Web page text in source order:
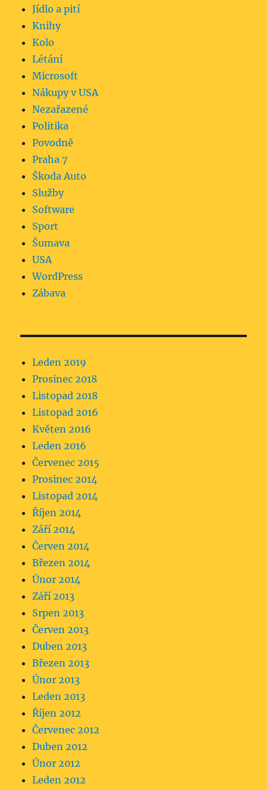
Jídlo a pití
Knihy
Kolo
Létání
Microsoft
Nákupy v USA
Nezařazené
Politika
Povodně
Praha 7
Škoda Auto
Služby
Software
Sport
Šumava
USA
WordPress
Zábava
Leden 2019
Prosinec 2018
Listopad 2018
Listopad 2016
Květen 2016
Leden 2016
Červenec 2015
Prosinec 2014
Listopad 2014
Říjen 2014
Září 2014
Červen 2014
Březen 2014
Únor 2014
Září 2013
Srpen 2013
Červen 2013
Duben 2013
Březen 2013
Únor 2013
Leden 2013
Říjen 2012
Červenec 2012
Duben 2012
Únor 2012
Leden 2012